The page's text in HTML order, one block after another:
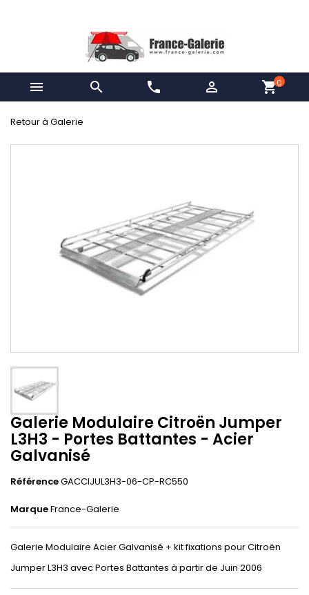
  phone  shopping_cart0
Retour à Galerie
Galerie Modulaire Citroën Jumper
L3H3 - Portes Battantes - Acier
Galvanisé
RéférenceGACCIJUL3H3-06-CP-RC550
MarqueFrance-Galerie
Galerie Modulaire Acier Galvanisé + kit fixations pour Citroën
Jumper L3H3 avec Portes Battantes à partir de Juin 2006